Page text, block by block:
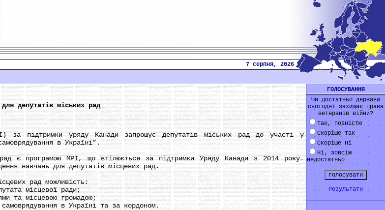
7 серпня, 2026
депутатів міських рад
підтримки уряду Канади запрошує депутатів міських рад до участі у
в Україні”.
є програмою МРІ, що втілюється за підтримки Уряду Канади з 2014 року.
навчань для депутатів місцевих рад.
рад можливість:
місцевої ради;
та місцевою громадою;
в Україні та за кордоном.
ГОЛОСУВАННЯ
Чи достатньо держава
сьогодні захищає права
ветеранів війни?
Так, повністю
Скоріше так
Скоріше ні
Ні, зовсім
недостатньо
Результати